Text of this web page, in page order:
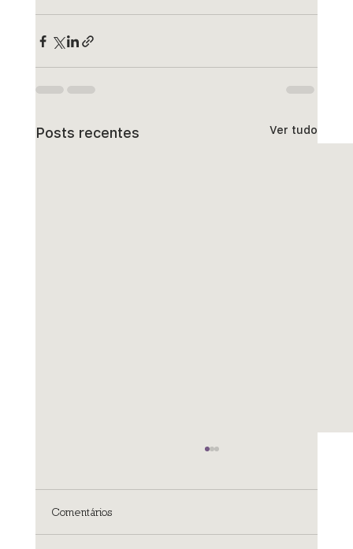
Posts recentes Ver tudo
Comentários